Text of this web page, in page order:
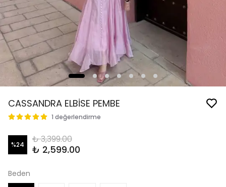
CASSANDRA ELBİSE PEMBE
1 değerlendirme
%24 ₺ 3,399.00
₺ 2,599.00
Beden